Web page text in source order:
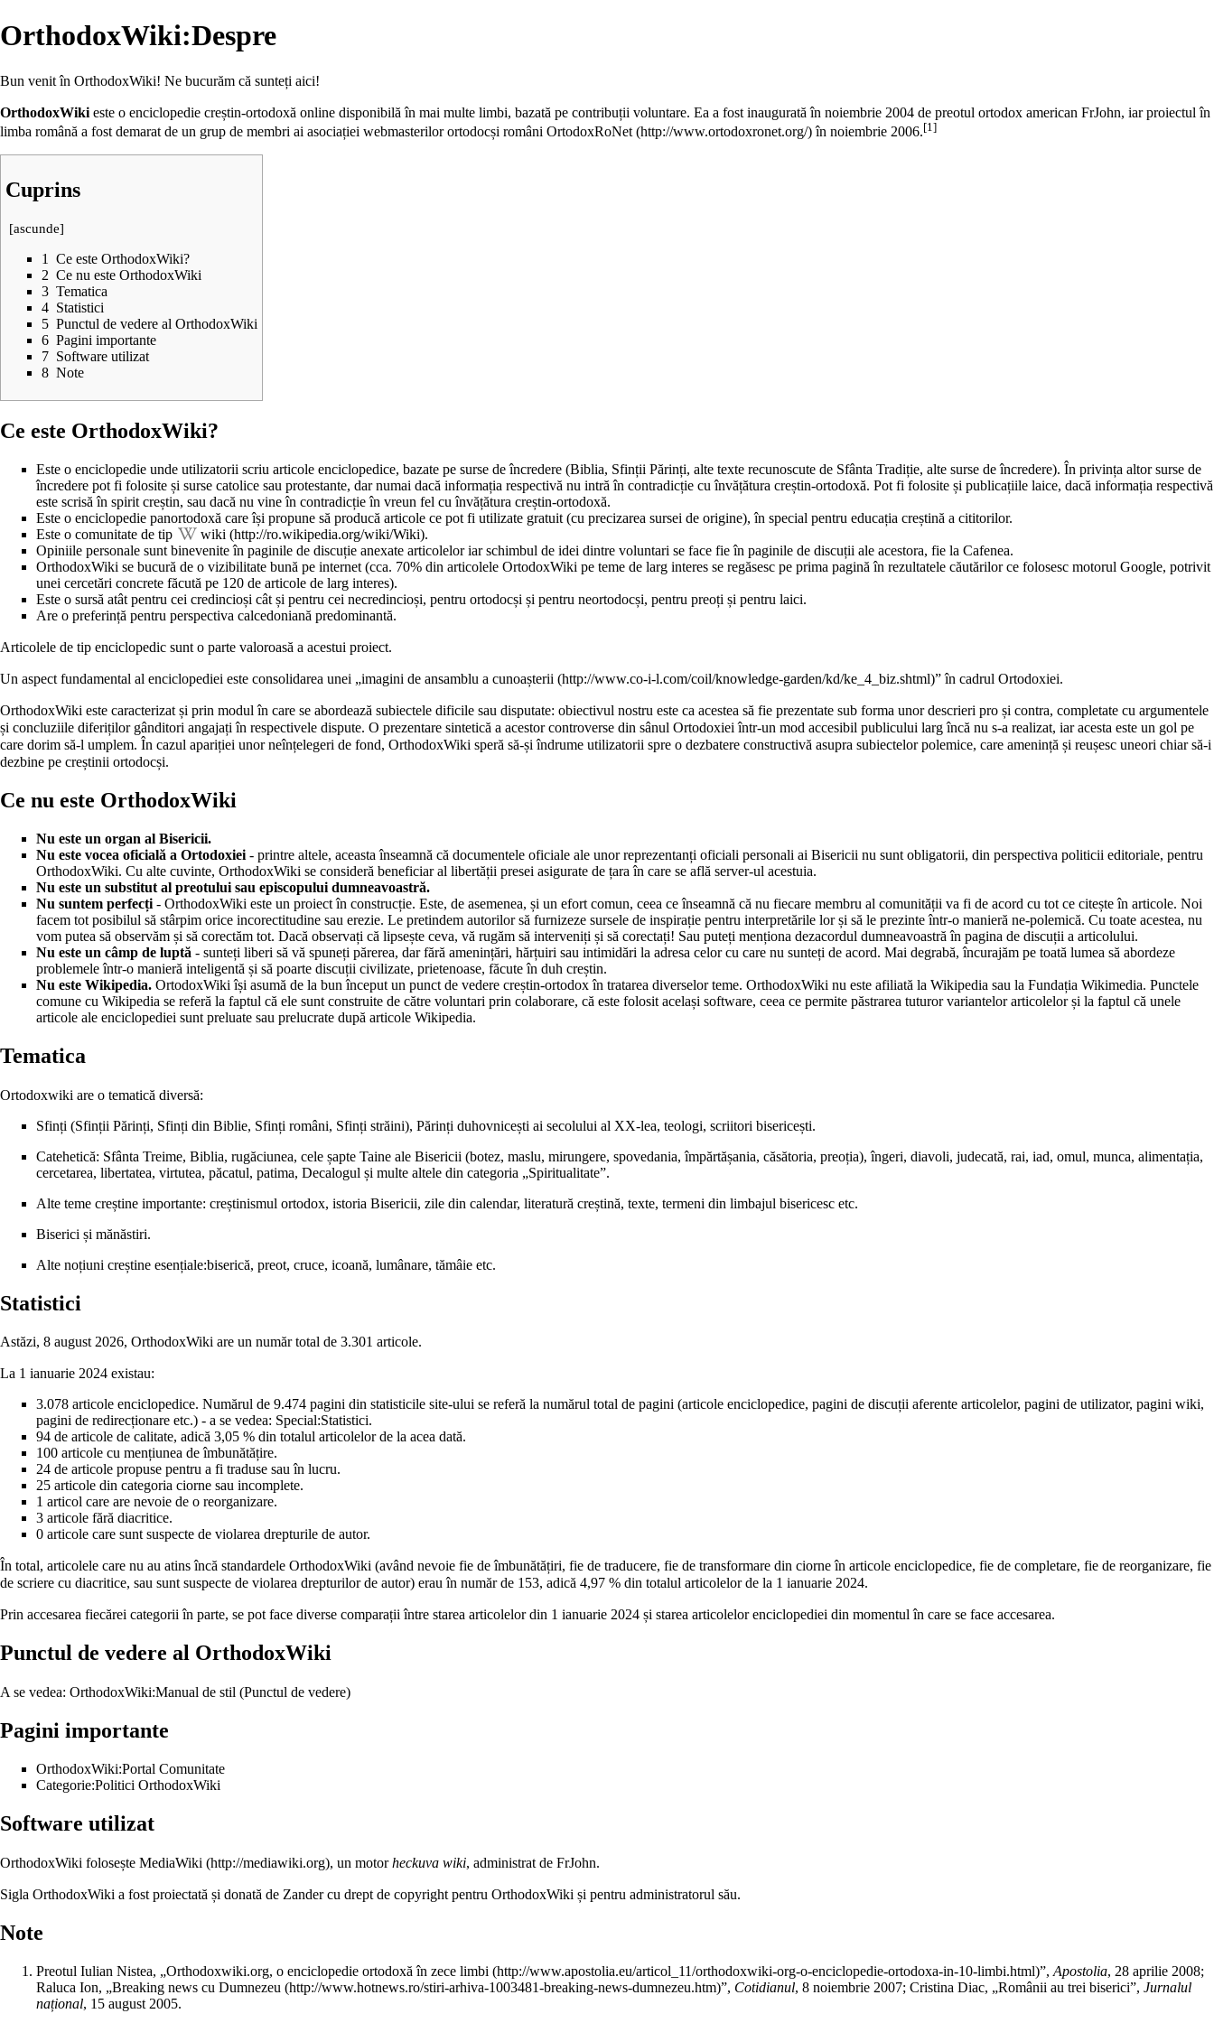
OrthodoxWiki:Despre
Bun venit în OrthodoxWiki! Ne bucurăm că sunteți aici!
OrthodoxWiki este o enciclopedie creștin-ortodoxă online disponibilă în mai multe limbi, bazată pe contribuții voluntare. Ea a fost inaugurată în noiembrie 2004 de preotul ortodox american FrJohn, iar proiectul în
limba română a fost demarat de un grup de membri ai asociației webmasterilor ortodocși români OrtodoxRoNet în noiembrie 2006.[1]
Cuprins
[ascunde]
1
Ce este OrthodoxWiki?
2 Ce nu este OrthodoxWiki
3 Tematica
4 Statistici
5 Punctul de vedere al OrthodoxWiki
6 Pagini importante
7 Software utilizat
8 Note
Ce este OrthodoxWiki?
Este o enciclopedie unde utilizatorii scriu articole enciclopedice, bazate pe surse de încredere (Biblia, Sfinții Părinți, alte texte recunoscute de Sfânta Tradiție, alte surse de încredere). În privința altor surse de
încredere pot fi folosite și surse catolice sau protestante, dar numai dacă informația respectivă nu intră în contradicție cu învățătura creștin-ortodoxă. Pot fi folosite și publicațiile laice, dacă informația respectivă
este scrisă în spirit creștin, sau dacă nu vine în contradicție în vreun fel cu învățătura creștin-ortodoxă.
Este o enciclopedie panortodoxă care își propune să producă articole ce pot fi utilizate gratuit (cu precizarea sursei de origine), în special pentru educația creștină a cititorilor.
Este o comunitate de tip
wiki
.
Opiniile personale sunt binevenite în paginile de discuție anexate articolelor iar schimbul de idei dintre voluntari se face fie în paginile de discuții ale acestora, fie la Cafenea.
OrthodoxWiki se bucură de o vizibilitate bună pe internet (cca. 70% din articolele OrtodoxWiki pe teme de larg interes se regăsesc pe prima pagină în rezultatele căutărilor ce folosesc motorul Google, potrivit
unei cercetări concrete făcută pe 120 de articole de larg interes).
Este o sursă atât pentru cei credincioși cât și pentru cei necredincioși, pentru ortodocși și pentru neortodocși, pentru preoți și pentru laici.
Are o preferință pentru perspectiva calcedoniană predominantă.
Articolele de tip enciclopedic sunt o parte valoroasă a acestui proiect.
Un aspect fundamental al enciclopediei este consolidarea unei „imagini de ansamblu a cunoașterii ” în cadrul Ortodoxiei.
OrthodoxWiki este caracterizat și prin modul în care se abordează subiectele dificile sau disputate: obiectivul nostru este ca acestea să fie prezentate sub forma unor descrieri pro și contra, completate cu argumentele
și concluziile diferiților gânditori angajați în respectivele dispute. O prezentare sintetică a acestor controverse din sânul Ortodoxiei într-un mod accesibil publicului larg încă nu s-a realizat, iar acesta este un gol pe
care dorim să-l umplem. În cazul apariției unor neînțelegeri de fond, OrthodoxWiki speră să-și îndrume utilizatorii spre o dezbatere constructivă asupra subiectelor polemice, care amenință și reușesc uneori chiar să-i
dezbine pe creștinii ortodocși.
Ce nu este OrthodoxWiki
Nu este un organ al Bisericii.
Nu este vocea oficială a Ortodoxiei - printre altele, aceasta înseamnă că documentele oficiale ale unor reprezentanți oficiali personali ai Bisericii nu sunt obligatorii, din perspectiva politicii editoriale, pentru
OrthodoxWiki. Cu alte cuvinte, OrthodoxWiki se consideră beneficiar al libertății presei asigurate de țara în care se află server-ul acestuia.
Nu este un substitut al preotului sau episcopului dumneavoastră.
Nu suntem perfecți - OrthodoxWiki este un proiect în construcție. Este, de asemenea, și un efort comun, ceea ce înseamnă că nu fiecare membru al comunității va fi de acord cu tot ce citește în articole. Noi
facem tot posibilul să stârpim orice incorectitudine sau erezie. Le pretindem autorilor să furnizeze sursele de inspirație pentru interpretările lor și să le prezinte într-o manieră ne-polemică. Cu toate acestea, nu
vom putea să observăm și să corectăm tot. Dacă observați că lipsește ceva, vă rugăm să interveniți și să corectați! Sau puteți menționa dezacordul dumneavoastră în pagina de discuții a articolului.
Nu este un câmp de luptă - sunteți liberi să vă spuneți părerea, dar fără amenințări, hărțuiri sau intimidări la adresa celor cu care nu sunteți de acord. Mai degrabă, încurajăm pe toată lumea să abordeze
problemele într-o manieră inteligentă și să poarte discuții civilizate, prietenoase, făcute în duh creștin.
Nu este Wikipedia. OrtodoxWiki își asumă de la bun început un punct de vedere creștin-ortodox în tratarea diverselor teme. OrthodoxWiki nu este afiliată la Wikipedia sau la Fundația Wikimedia. Punctele
comune cu Wikipedia se referă la faptul că ele sunt construite de către voluntari prin colaborare, că este folosit același software, ceea ce permite păstrarea tuturor variantelor articolelor și la faptul că unele
articole ale enciclopediei sunt preluate sau prelucrate după articole Wikipedia.
Tematica
Ortodoxwiki are o tematică diversă:
Sfinți (Sfinții Părinți, Sfinți din Biblie, Sfinți români, Sfinți străini), Părinți duhovnicești ai secolului al XX-lea, teologi, scriitori bisericești.
Catehetică: Sfânta Treime, Biblia, rugăciunea, cele șapte Taine ale Bisericii (botez, maslu, mirungere, spovedania,împărtășania, căsătoria, preoția),îngeri, diavoli, judecată, rai, iad, omul, munca, alimentația,
cercetarea, libertatea, virtutea, păcatul, patima, Decalogul și multe altele din categoria „Spiritualitate”.
Alte teme creștine importante: creștinismul ortodox, istoria Bisericii, zile din calendar, literatură creștină, texte, termeni din limbajul bisericesc etc.
Biserici și mănăstiri.
Alte noțiuni creștine esențiale:biserică, preot, cruce, icoană, lumânare, tămâie etc.
Statistici
Astăzi, 8 august2026, OrthodoxWiki are un număr total de 3.301 articole.
La 1 ianuarie 2024 existau:
3.078 articole enciclopedice. Numărul de 9.474 pagini din statisticile site-ului se referă la numărul total de pagini (articole enciclopedice, pagini de discuții aferente articolelor, pagini de utilizator, pagini wiki,
pagini de redirecționare etc.) - a se vedea: Special:Statistici.
94 de articole de calitate, adică 3,05 % din totalul articolelor de la acea dată.
100 articole cu mențiunea deîmbunătățire.
24 de articole propuse pentru a fi traduse sauîn lucru.
25 articole din categoria ciorne sau incomplete.
1 articol care are nevoie de o reorganizare.
3 articole fără diacritice.
0 articole care suntsuspecte de violarea drepturile de autor.
În total, articolele care nu au atins încă standardele OrthodoxWiki (având nevoie fie de îmbunătățiri, fie de traducere, fie de transformare din ciorne în articole enciclopedice, fie de completare, fie de reorganizare, fie
de scriere cu diacritice, sau sunt suspecte de violarea drepturilor de autor) erau în număr de 153, adică 4,97 % din totalul articolelor de la 1 ianuarie 2024.
Prin accesarea fiecărei categorii în parte, se pot face diverse comparații între starea articolelor din 1 ianuarie 2024 și starea articolelor enciclopediei din momentul în care se face accesarea.
Punctul de vedere al OrthodoxWiki
A se vedea: OrthodoxWiki:Manual de stil (Punctul de vedere)
Pagini importante
OrthodoxWiki:Portal Comunitate
Categorie:Politici OrthodoxWiki
Software utilizat
OrthodoxWiki folosește MediaWiki , un motorheckuva wiki, administrat de FrJohn.
Sigla OrthodoxWiki a fost proiectată și donată de Zandercu drept de copyright pentru OrthodoxWiki și pentru administratorul său.
Note
Preotul Iulian Nistea, „Orthodoxwiki.org, o enciclopedie ortodoxă în zece limbi ”, Apostolia, 28 aprilie 2008;
Raluca Ion, „Breaking news cu Dumnezeu ”, Cotidianul, 8 noiembrie 2007; Cristina Diac, „Românii au trei biserici”, Jurnalul
național, 15 august 2005.